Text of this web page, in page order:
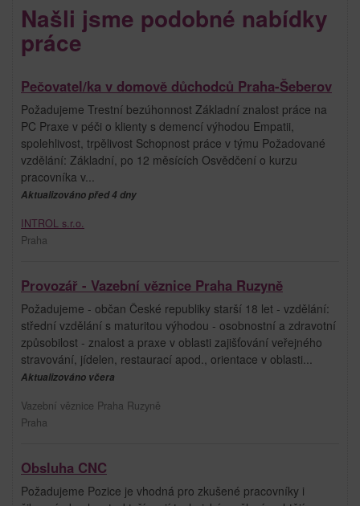
Našli jsme podobné nabídky
práce
Pečovatel/ka v domově důchodců Praha-Šeberov
Požadujeme Trestní bezúhonnost Základní znalost práce na
PC Praxe v péči o klienty s demencí výhodou Empatii,
spolehlivost, trpělivost Schopnost práce v týmu Požadované
vzdělání: Základní, po 12 měsících Osvědčení o kurzu
pracovníka v...
Aktualizováno před 4 dny
INTROL s.r.o.
Praha
Provozář - Vazební věznice Praha Ruzyně
Požadujeme - občan České republiky starší 18 let - vzdělání:
střední vzdělání s maturitou výhodou - osobnostní a zdravotní
způsobilost - znalost a praxe v oblasti zajišťování veřejného
stravování, jídelen, restaurací apod., orientace v oblasti...
Aktualizováno včera
Vazební věznice Praha Ruzyně
Praha
Obsluha CNC
Požadujeme Pozice je vhodná pro zkušené pracovníky i